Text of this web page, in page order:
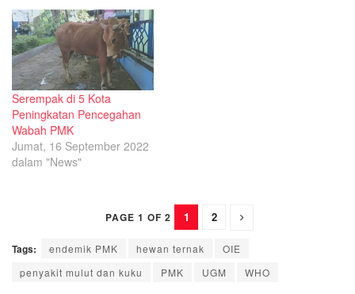
Serempak di 5 Kota
Peningkatan Pencegahan
Wabah PMK
Jumat, 16 September 2022
dalam "News"
PAGE 1 OF 2 1 2
Tags: endemik PMK hewan ternak
OIE
penyakit mulut dan kuku
PMK UGM WHO